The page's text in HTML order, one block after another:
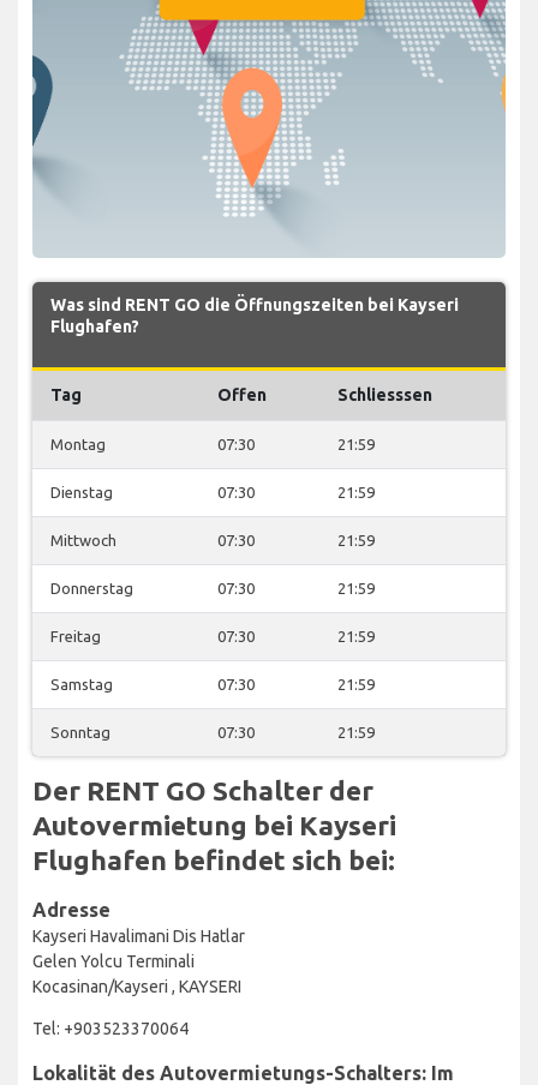
Was sind RENT GO die Öffnungszeiten bei Kayseri
Flughafen?
Tag Offen Schliesssen
Montag 07:30 21:59
Dienstag 07:30 21:59
Mittwoch 07:30 21:59
Donnerstag 07:30 21:59
Freitag 07:30 21:59
Samstag 07:30 21:59
Sonntag 07:30 21:59
Der RENT GO Schalter der
Autovermietung bei Kayseri
Flughafen befindet sich bei:
Adresse
Kayseri Havalimani Dis Hatlar
Gelen Yolcu Terminali
Kocasinan/Kayseri , KAYSERI
Tel: +903523370064
Lokalität des Autovermietungs-Schalters: Im